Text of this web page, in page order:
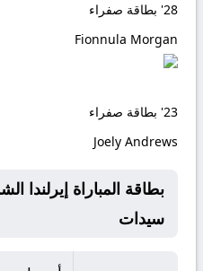
28' بطاقة صفراء
Fionnula Morgan
23' بطاقة صفراء
Joely Andrews
سيدات